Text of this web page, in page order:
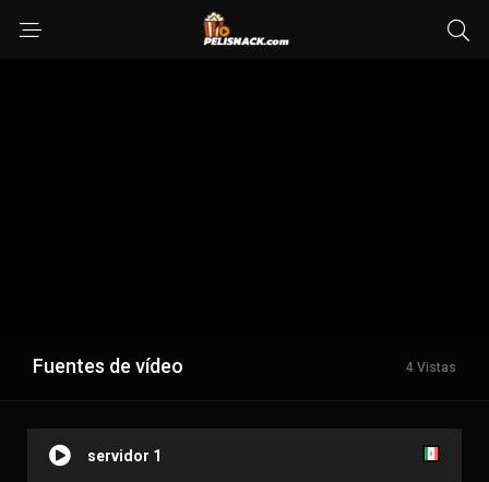
Fuentes de vídeo 4 Vistas
servidor 1